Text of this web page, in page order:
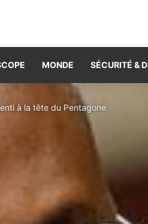
MONDE SÉCURITÉ &
à la tête du Pentagone